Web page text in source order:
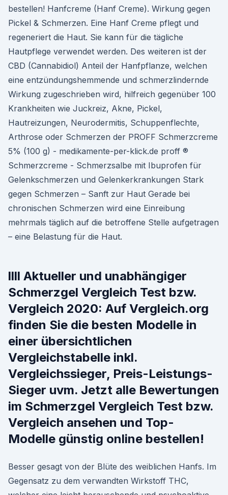
bestellen! Hanfcreme (Hanf Creme). Wirkung gegen
Pickel & Schmerzen. Eine Hanf Creme pflegt und
regeneriert die Haut. Sie kann für die tägliche
Hautpflege verwendet werden. Des weiteren ist der
CBD (Cannabidiol) Anteil der Hanfpflanze, welchen
eine entzündungshemmende und schmerzlindernde
Wirkung zugeschrieben wird, hilfreich gegenüber 100
Krankheiten wie Juckreiz, Akne, Pickel,
Hautreizungen, Neurodermitis, Schuppenflechte,
Arthrose oder Schmerzen der PROFF Schmerzcreme
5% (100 g) - medikamente-per-klick.de proff ®
Schmerzcreme - Schmerzsalbe mit Ibuprofen für
Gelenkschmerzen und Gelenkerkrankungen Stark
gegen Schmerzen – Sanft zur Haut Gerade bei
chronischen Schmerzen wird eine Einreibung
mehrmals täglich auf die betroffene Stelle aufgetragen
– eine Belastung für die Haut.
llll Aktueller und unabhängiger
Schmerzgel Vergleich Test bzw.
Vergleich 2020: Auf Vergleich.org
finden Sie die besten Modelle in
einer übersichtlichen
Vergleichstabelle inkl.
Vergleichssieger, Preis-Leistungs-
Sieger uvm. Jetzt alle Bewertungen
im Schmerzgel Vergleich Test bzw.
Vergleich ansehen und Top-
Modelle günstig online bestellen!
Besser gesagt von der Blüte des weiblichen Hanfs. Im
Gegensatz zu dem verwandten Wirkstoff THC,